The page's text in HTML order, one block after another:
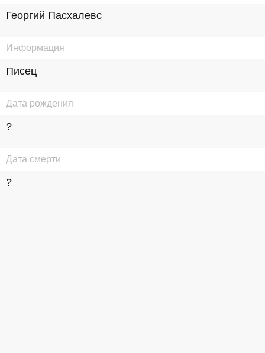
Георгий Пасхалевс
Информация
Писец
Дата рождения
?
Дата смерти
?